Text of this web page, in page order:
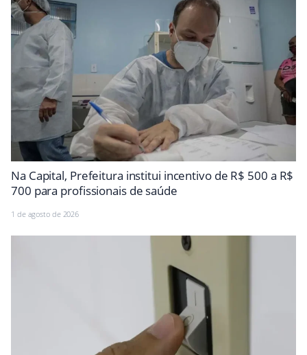
Na Capital, Prefeitura institui incentivo de R$ 500 a R$
700 para profissionais de saúde
1 de agosto de 2026